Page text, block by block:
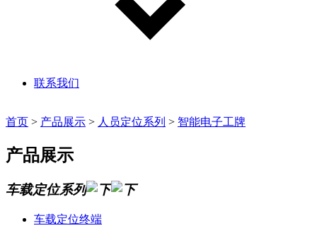
联系我们
首页 > 产品展示 > 人员定位系列 > 智能电子工牌
产品展示
车载定位系列
车载定位终端